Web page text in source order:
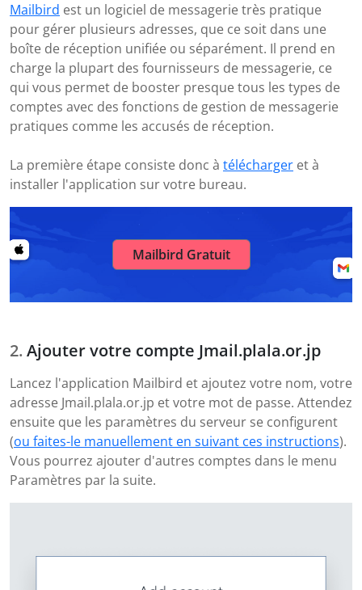
Mailbird est un logiciel de messagerie très pratique
pour gérer plusieurs adresses, que ce soit dans une
boîte de réception unifiée ou séparément. Il prend en
charge la plupart des fournisseurs de messagerie, ce
qui vous permet de booster presque tous les types de
comptes avec des fonctions de gestion de messagerie
pratiques comme les accusés de réception.
La première étape consiste donc à télécharger et à
installer l'application sur votre bureau.
Mailbird Gratuit
Ajouter votre compte Jmail.plala.or.jp
Lancez l'application Mailbird et ajoutez votre nom, votre
adresse Jmail.plala.or.jp et votre mot de passe. Attendez
ensuite que les paramètres du serveur se configurent
(ou faites-le manuellement en suivant ces instructions).
Vous pourrez ajouter d'autres comptes dans le menu
Paramètres par la suite.